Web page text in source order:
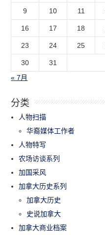
9 10 11
16 17 18
23 24 25
30
31
« 7月
分类
人物扫描
华裔媒体工作者
人物特写
农场访谈系列
加国采风
加拿大历史系列
加拿大历史
史说加拿大
加拿大商业档案